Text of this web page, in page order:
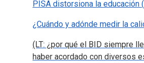
PISA distorsiona la educación
¿Cuándo y adónde medir la
(LT: ¿por qué el BID siempre
haber acordado con diversos